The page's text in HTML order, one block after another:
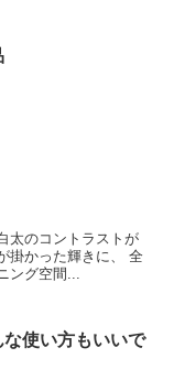
清潔なダイニング空間...
使い方もいいで